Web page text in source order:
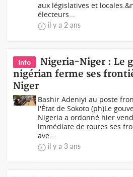
aux législatives et
électeurs...
il y a 2 ans
Info
Nigeria-Niger : Le
nigérian ferme ses
Niger
Bashir Adeniyi au poste
l'État de Sokoto (ph)Le
Nigeria a ordonné hier
immédiate de toutes ses
ave...
il y a 3 ans